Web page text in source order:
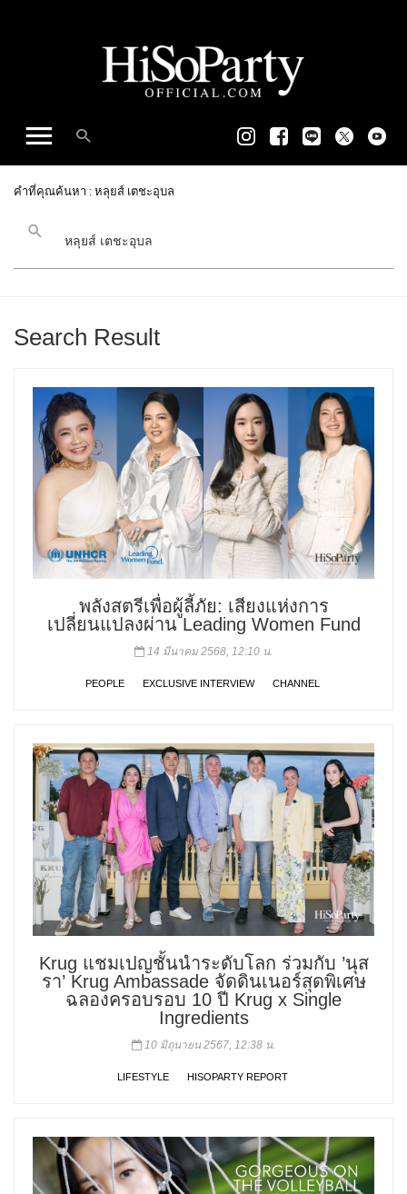
คำที่คุณค้นหา : หลุยส์ เตชะอุบล
Search Result
พลังสตรีเพื่อผู้ลี้ภัย: เสียงแห่งการ
เปลี่ยนแปลงผ่าน Leading Women Fund
14 มีนาคม 2568, 12:10 น.
PEOPLE EXCLUSIVE INTERVIEW CHANNEL
Krug แชมเปญชั้นนำระดับโลก ร่วมกับ ’นุส
รา’ Krug Ambassade จัดดินเนอร์สุดพิเศษ
ฉลองครอบรอบ 10 ปี Krug x Single
Ingredients
10 มิถุนายน 2567, 12:38 น.
LIFESTYLE HISOPARTY REPORT